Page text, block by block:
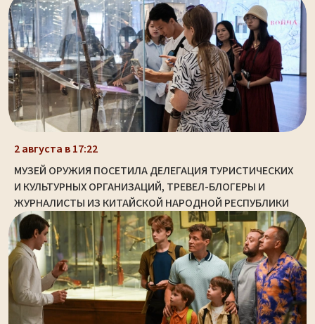
2 августа в 17:22
МУЗЕЙ ОРУЖИЯ ПОСЕТИЛА ДЕЛЕГАЦИЯ ТУРИСТИЧЕСКИХ
И КУЛЬТУРНЫХ ОРГАНИЗАЦИЙ, ТРЕВЕЛ-БЛОГЕРЫ И
ЖУРНАЛИСТЫ ИЗ КИТАЙСКОЙ НАРОДНОЙ РЕСПУБЛИКИ